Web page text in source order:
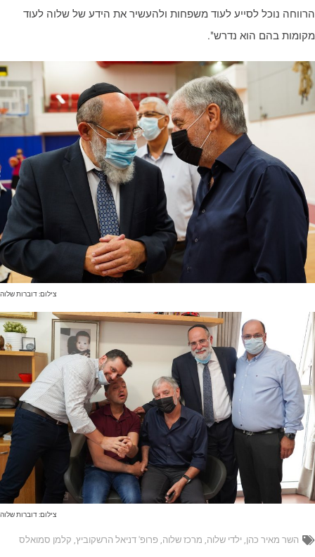
נוכל לסייע לעוד משפחות ולהעשיר את הידע של שלוה לעוד
בהם הוא נדרש".
צילום: דוברות שלוה
צילום: דוברות שלוה
השר מאיר כהן,ילדי שלוה,מרכז שלוה,פרופ' דניאל הרשקוביץ,קלמן סמואלס